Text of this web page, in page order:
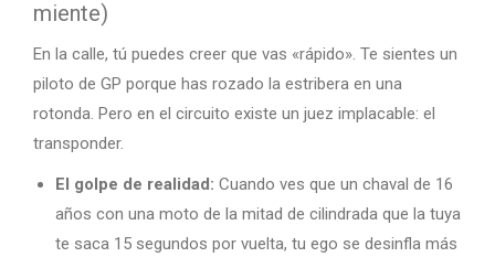
miente)
En la calle, tú puedes creer que vas «rápido». Te sientes un
piloto de GP porque has rozado la estribera en una
rotonda. Pero en el circuito existe un juez implacable: el
transponder.
El golpe de realidad: Cuando ves que un chaval de 16
años con una moto de la mitad de cilindrada que la tuya
te saca 15 segundos por vuelta, tu ego se desinfla más